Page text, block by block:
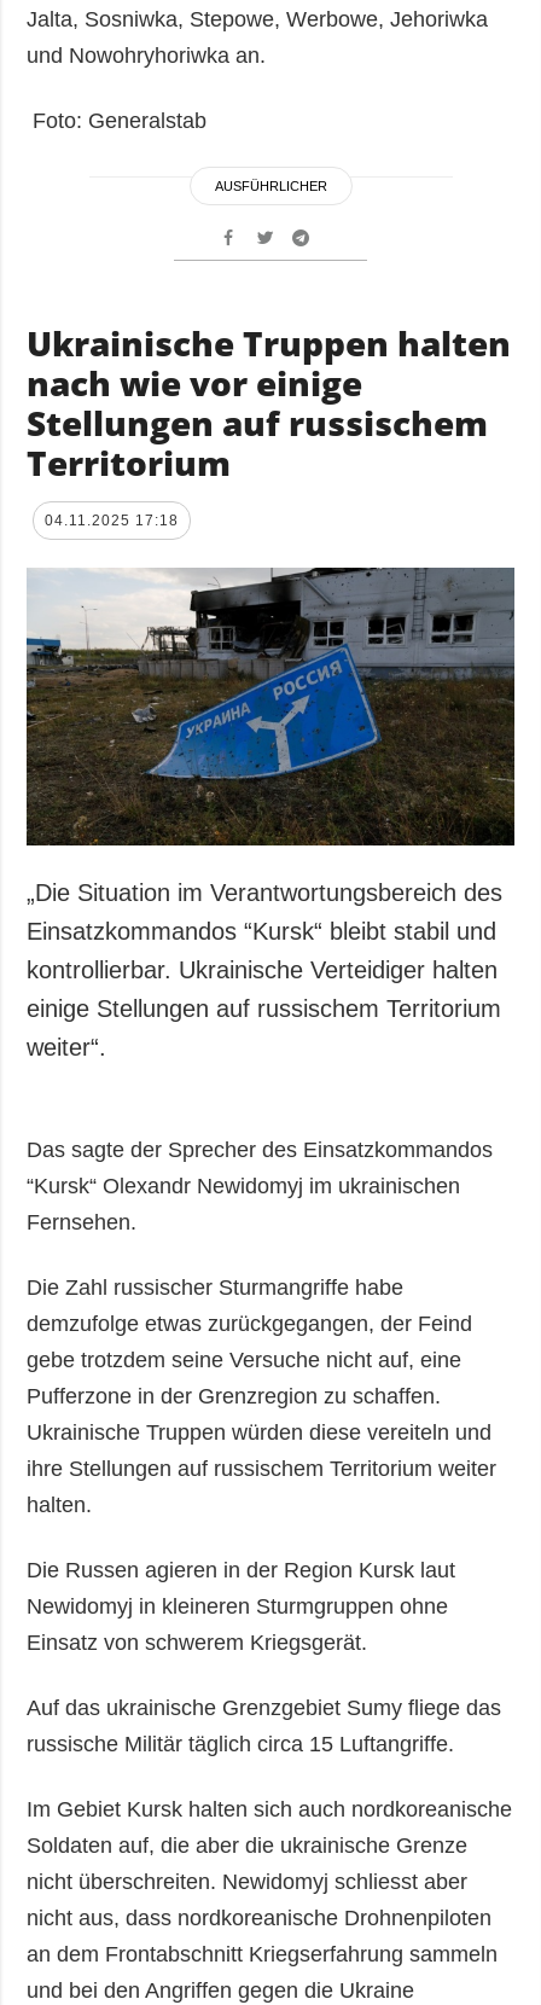
Jalta, Sosniwka, Stepowe, Werbowe, Jehoriwka
und Nowohryhoriwka an.
Foto: Generalstab
AUSFÜHRLICHER
Ukrainische Truppen halten
nach wie vor einige
Stellungen auf russischem
Territorium
04.11.2025 17:18
„Die Situation im Verantwortungsbereich des
Einsatzkommandos “Kursk“ bleibt stabil und
kontrollierbar. Ukrainische Verteidiger halten
einige Stellungen auf russischem Territorium
weiter“.
Das sagte der Sprecher des Einsatzkommandos
“Kursk“ Olexandr Newidomyj im ukrainischen
Fernsehen.
Die Zahl russischer Sturmangriffe habe
demzufolge etwas zurückgegangen, der Feind
gebe trotzdem seine Versuche nicht auf, eine
Pufferzone in der Grenzregion zu schaffen.
Ukrainische Truppen würden diese vereiteln und
ihre Stellungen auf russischem Territorium weiter
halten.
Die Russen agieren in der Region Kursk laut
Newidomyj in kleineren Sturmgruppen ohne
Einsatz von schwerem Kriegsgerät.
Auf das ukrainische Grenzgebiet Sumy fliege das
russische Militär täglich circa 15 Luftangriffe.
Im Gebiet Kursk halten sich auch nordkoreanische
Soldaten auf, die aber die ukrainische Grenze
nicht überschreiten. Newidomyj schliesst aber
nicht aus, dass nordkoreanische Drohnenpiloten
an dem Frontabschnitt Kriegserfahrung sammeln
und bei den Angriffen gegen die Ukraine